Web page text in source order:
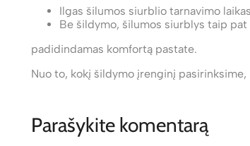
Ilgas šilumos siurblio tarnavimo
Be šildymo, šilumos siurblys taip
padidindamas komfortą pastate.
Nuo to, kokį šildymo įrenginį
Parašykite komentarą